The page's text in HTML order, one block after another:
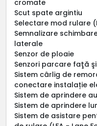
cromate
Scut spate argintiu
Selectare mod rulare
Semnalizare
laterale
Senzor de ploaie
Senzori parcare faţă
Sistem cârlig de
conectare instalație
Sistem de aprindere
Sistem de aprindere
Sistem de asistare